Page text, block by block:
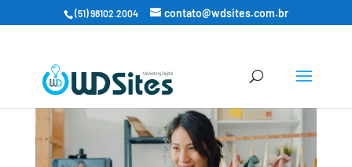
(51) 98102.2004 contato@wdsites.com.br